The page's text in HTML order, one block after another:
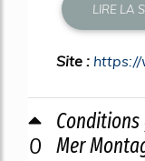
LIRE LA
Site : https://
0
Conditions
Mer